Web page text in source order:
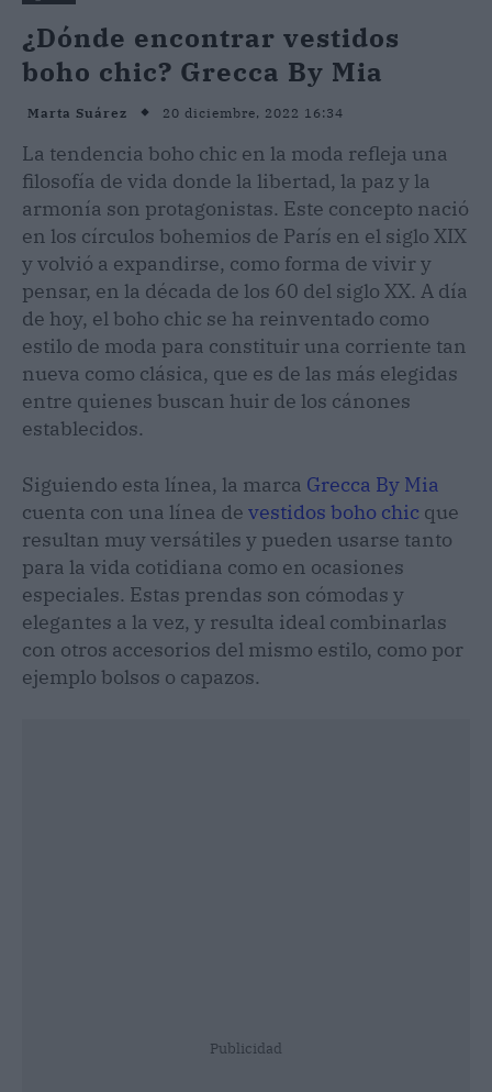
¿Dónde encontrar vestidos
boho chic? Grecca By Mia
Marta Suárez 20 diciembre, 2022 16:34
La tendencia boho chic en la moda refleja una
filosofía de vida donde la libertad, la paz y la
armonía son protagonistas. Este concepto nació
en los círculos bohemios de París en el siglo XIX
y volvió a expandirse, como forma de vivir y
pensar, en la década de los 60 del siglo XX. A día
de hoy, el boho chic se ha reinventado como
estilo de moda para constituir una corriente tan
nueva como clásica, que es de las más elegidas
entre quienes buscan huir de los cánones
establecidos.
Siguiendo esta línea, la marca Grecca By Mia
cuenta con una línea de vestidos boho chic que
resultan muy versátiles y pueden usarse tanto
para la vida cotidiana como en ocasiones
especiales. Estas prendas son cómodas y
elegantes a la vez, y resulta ideal combinarlas
con otros accesorios del mismo estilo, como por
ejemplo bolsos o capazos.
Publicidad